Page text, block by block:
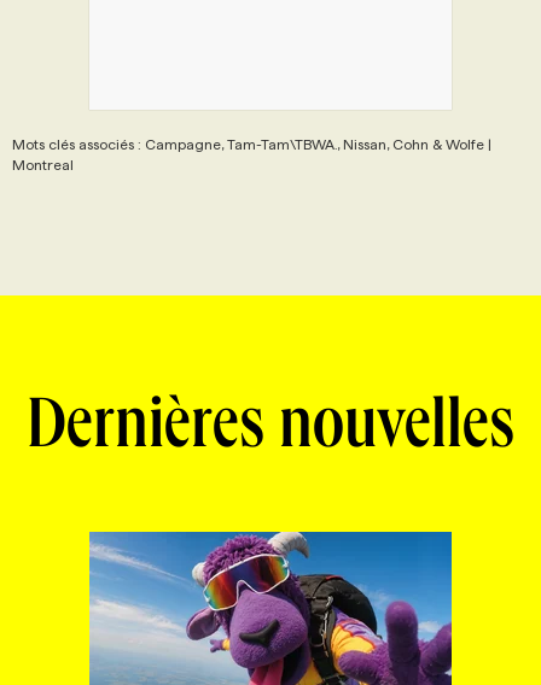
Mots clés associés : Campagne, Tam-Tam\TBWA., Nissan, Cohn & Wolfe |
Montreal
Dernières nouvelles